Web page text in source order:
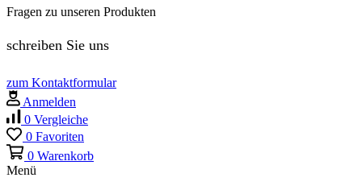
Fragen zu unseren Produkten
schreiben Sie uns
zum Kontaktformular
Anmelden
0 Vergleiche
0 Favoriten
0 Warenkorb
Menü